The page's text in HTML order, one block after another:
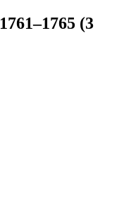
1761–1765 (3